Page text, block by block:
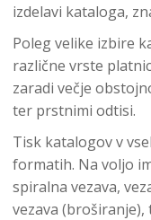
izdelavi kataloga,
Poleg velike izbire
različne vrste
zaradi večje
ter prstnimi odtisi.
Tisk katalogov v
formatih. Na voljo
spiralna vezava,
vezava (broširanje),